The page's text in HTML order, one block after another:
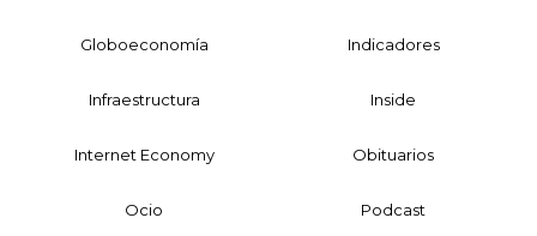
Globoeconomía Indicadores
Infraestructura Inside
Internet Economy Obituarios
Ocio Podcast